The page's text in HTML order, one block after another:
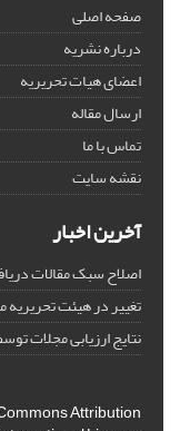
صفحه اصلی
درباره نشریه
اعضای هیات تحریریه
ارسال مقاله
تماس با ما
نقشه سایت
آخرین اخبار
اصلاح سبک مقالات
تغییر در هیئت تحریریه
نتایج ارزیابی مجلات
Attribution